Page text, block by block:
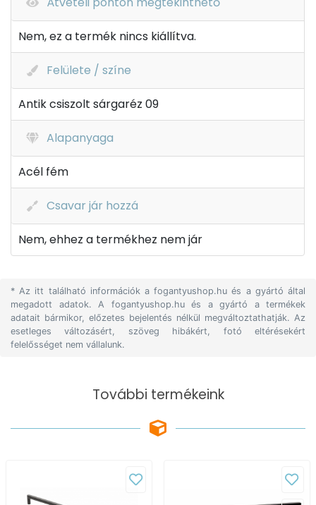
Nem, ez a termék nincs kiállítva.
Felülete / színe
Antik csiszolt sárgaréz 09
Alapanyaga
Acél fém
Csavar jár hozzá
Nem, ehhez a termékhez nem jár
* Az itt található információk a fogantyushop.hu és a gyártó által
megadott adatok. A fogantyushop.hu és a gyártó a termékek
adatait bármikor, előzetes bejelentés nélkül megváltoztathatják. Az
esetleges változásért, szöveg hibákért, fotó eltérésekért
felelősséget nem vállalunk.
További termékeink